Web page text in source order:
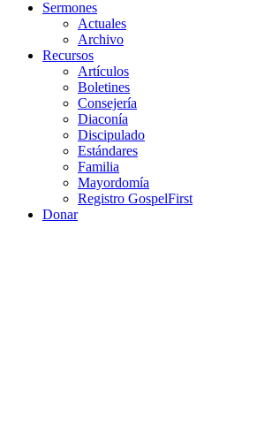
Sermones
Actuales
Archivo
Recursos
Artículos
Boletines
Consejería
Diaconía
Discipulado
Estándares
Familia
Mayordomía
Registro GospelFirst
Donar